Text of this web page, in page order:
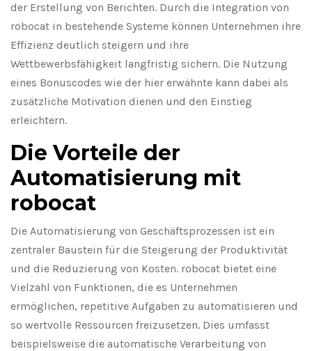
der Erstellung von Berichten. Durch die Integration von
robocat in bestehende Systeme können Unternehmen ihre
Effizienz deutlich steigern und ihre
Wettbewerbsfähigkeit langfristig sichern. Die Nutzung
eines Bonuscodes wie der hier erwähnte kann dabei als
zusätzliche Motivation dienen und den Einstieg
erleichtern.
Die Vorteile der
Automatisierung mit
robocat
Die Automatisierung von Geschäftsprozessen ist ein
zentraler Baustein für die Steigerung der Produktivität
und die Reduzierung von Kosten. robocat bietet eine
Vielzahl von Funktionen, die es Unternehmen
ermöglichen, repetitive Aufgaben zu automatisieren und
so wertvolle Ressourcen freizusetzen. Dies umfasst
beispielsweise die automatische Verarbeitung von